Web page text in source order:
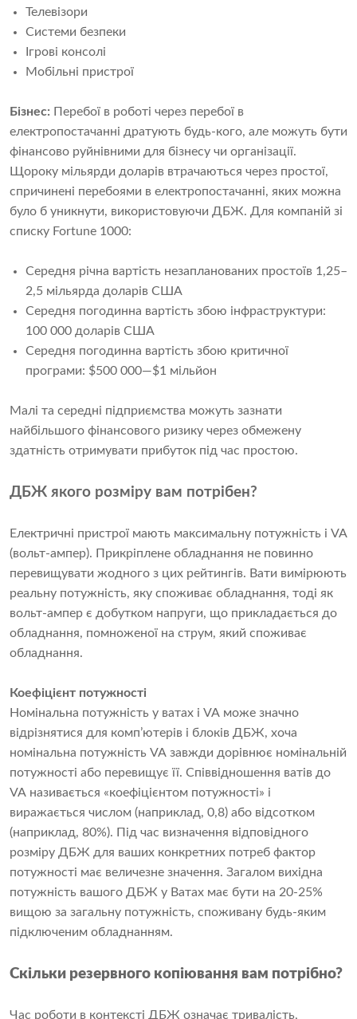
Телевізори
Системи безпеки
Ігрові консолі
Мобільні пристрої
Бізнес: Перебої в роботі через перебої в
електропостачанні дратують будь-кого, але можуть бути
фінансово руйнівними для бізнесу чи організації.
Щороку мільярди доларів втрачаються через простої,
спричинені перебоями в електропостачанні, яких можна
було б уникнути, використовуючи ДБЖ. Для компаній зі
списку Fortune 1000:
Середня річна вартість незапланованих простоїв 1,25–
2,5 мільярда доларів США
Середня погодинна вартість збою інфраструктури:
100 000 доларів США
Середня погодинна вартість збою критичної
програми: $500 000—$1 мільйон
Малі та середні підприємства можуть зазнати
найбільшого фінансового ризику через обмежену
здатність отримувати прибуток під час простою.
ДБЖ якого розміру вам потрібен?
Електричні пристрої мають максимальну потужність і VA
(вольт-ампер). Прикріплене обладнання не повинно
перевищувати жодного з цих рейтингів. Вати вимірюють
реальну потужність, яку споживає обладнання, тоді як
вольт-ампер є добутком напруги, що прикладається до
обладнання, помноженої на струм, який споживає
обладнання.
Коефіцієнт потужності
Номінальна потужність у ватах і VA може значно
відрізнятися для комп’ютерів і блоків ДБЖ, хоча
номінальна потужність VA завжди дорівнює номінальній
потужності або перевищує її. Співвідношення ватів до
VA називається «коефіцієнтом потужності» і
виражається числом (наприклад, 0,8) або відсотком
(наприклад, 80%). Під час визначення відповідного
розміру ДБЖ для ваших конкретних потреб фактор
потужності має величезне значення. Загалом вихідна
потужність вашого ДБЖ у Ватах має бути на 20-25%
вищою за загальну потужність, споживану будь-яким
підключеним обладнанням.
Скільки резервного копіювання вам потрібно?
Час роботи в контексті ДБЖ означає тривалість,